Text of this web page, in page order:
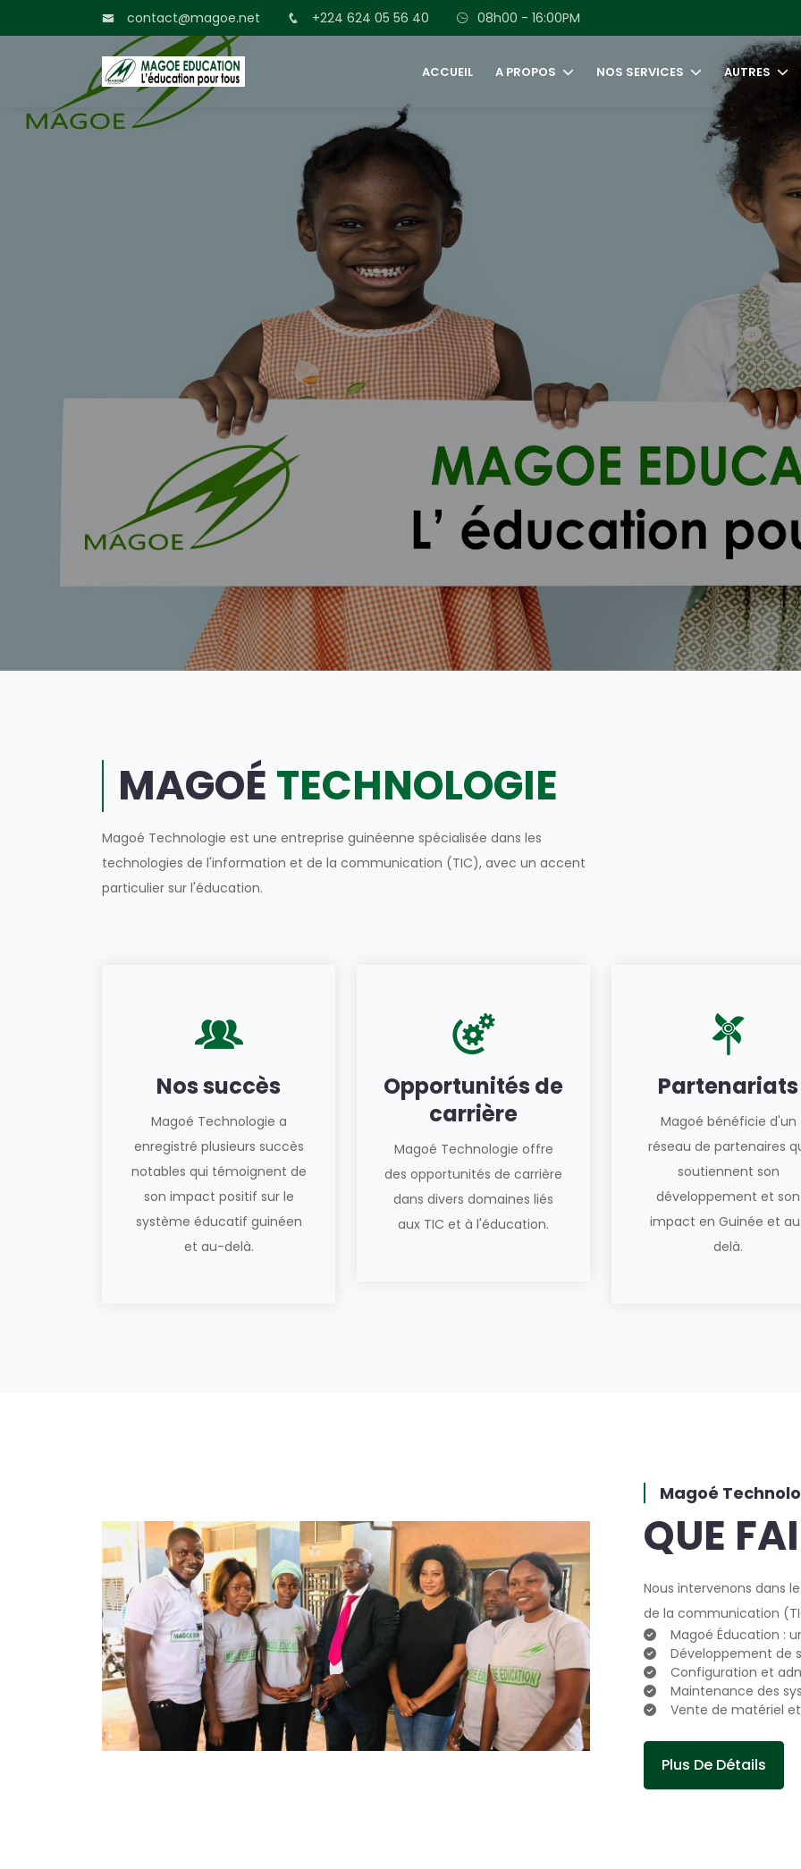
contact@magoe.net +224 624 05 56 40 08h00 - 16:00PM
ACCUEIL A PROPOS NOS SERVICES AUTRES
MAGOÉ TECHNOLOGIE
Magoé Technologie est une entreprise guinéenne spécialisée dans les
technologies de l'information et de la communication (TIC), avec un accent
particulier sur l'éducation.
Nos succès
Magoé Technologie a
enregistré plusieurs succès
notables qui témoignent de
son impact positif sur le
système éducatif guinéen
et au-delà.
Opportunités de
carrière
Magoé Technologie offre
des opportunités de carrière
dans divers domaines liés
aux TIC et à l'éducation.
Partenariats
Magoé bénéficie d'un
réseau de partenaires
soutiennent son
développement et son
impact en Guinée et
delà.
Magoé
QUE
Nous intervenons dans
de la communication
Magoé Éducation :
Développement de
Configuration et
Maintenance des
Vente de matériel
Plus De Détails